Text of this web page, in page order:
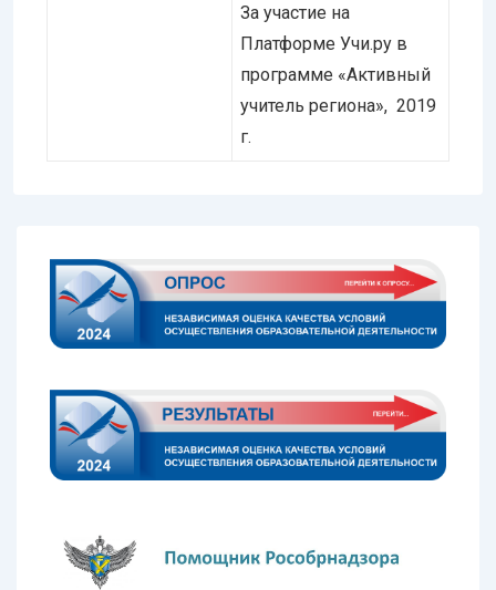
За участие на
Платформе Учи.ру в
программе «Активный
учитель региона», 2019
г.